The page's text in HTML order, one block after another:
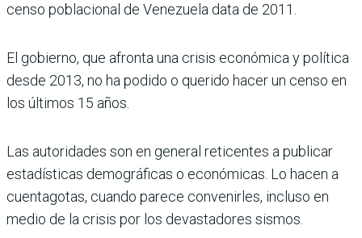
censo poblacional de Venezuela data de 2011.
El gobierno, que afronta una crisis económica y política
desde 2013, no ha podido o querido hacer un censo en
los últimos 15 años.
Las autoridades son en general reticentes a publicar
estadísticas demográficas o económicas. Lo hacen a
cuentagotas, cuando parece convenirles, incluso en
medio de la crisis por los devastadores sismos.